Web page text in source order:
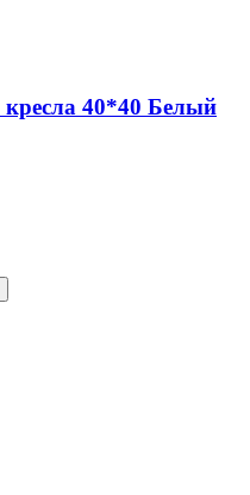
40*40 Белый